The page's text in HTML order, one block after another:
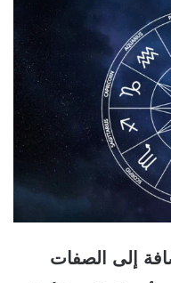
إلى الصفات